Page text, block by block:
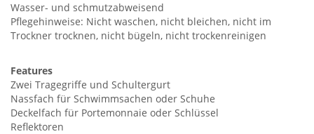
Wasser- und schmutzabweisend
Pflegehinweise: Nicht waschen, nicht bleichen, nicht im
Trockner trocknen, nicht bügeln, nicht trockenreinigen
Features
Zwei Tragegriffe und Schultergurt
Nassfach für Schwimmsachen oder Schuhe
Deckelfach für Portemonnaie oder Schlüssel
Reflektoren